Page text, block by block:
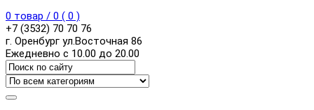
0 товар / 0 ( 0 )
+7 (3532) 70 70 76
г. Оренбург ул.Восточная 86
Ежедневно с 10.00 до 20.00